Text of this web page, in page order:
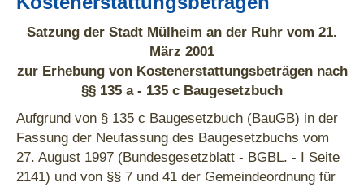
Satzung der Stadt Mülheim an der Ruhr vom 21.
März 2001
zur Erhebung von Kostenerstattungsbeträgen nach
§§ 135 a - 135 c Baugesetzbuch
Aufgrund von § 135 c Baugesetzbuch (BauGB) in der
Fassung der Neufassung des Baugesetzbuchs vom
27. August 1997 (Bundesgesetzblatt - BGBL. - I Seite
2141) und von §§ 7 und 41 der Gemeindeordnung für